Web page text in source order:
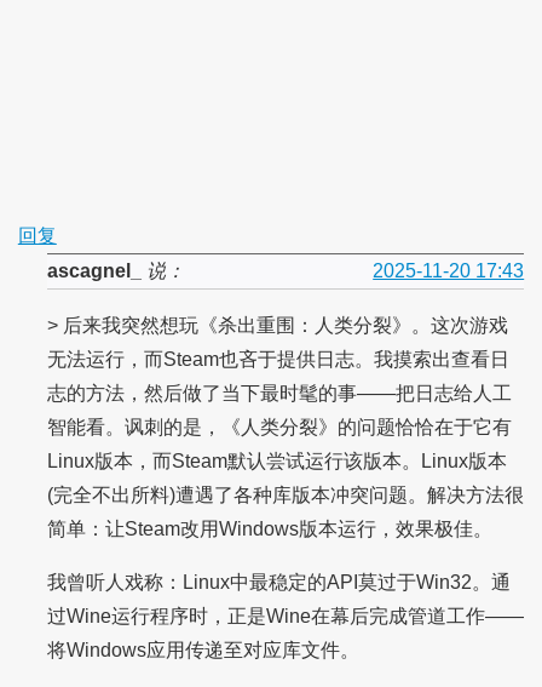
回复
ascagnel_
说： 2025-11-20 17:43
> 后来我突然想玩《杀出重围：人类分裂》。这次游戏
无法运行，而Steam也吝于提供日志。我摸索出查看日
志的方法，然后做了当下最时髦的事——把日志给人工
智能看。讽刺的是，《人类分裂》的问题恰恰在于它有
Linux版本，而Steam默认尝试运行该版本。Linux版本
(完全不出所料)遭遇了各种库版本冲突问题。解决方法很
简单：让Steam改用Windows版本运行，效果极佳。
我曾听人戏称：Linux中最稳定的API莫过于Win32。通
过Wine运行程序时，正是Wine在幕后完成管道工作——
将Windows应用传递至对应库文件。